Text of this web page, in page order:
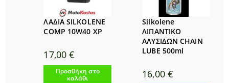
ΛΑΔΙΑ SILKOLENE
COMP 10W40 XP
17,00€
Προσθήκη στο
καλάθι
Silkolene
ΛΙΠΑΝΤΙΚΟ
ΑΛΥΣΙΔΩΝ CHAIN
LUBE 500ml
16,00 €